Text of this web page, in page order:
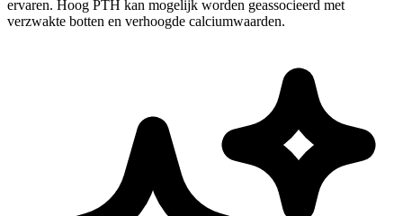
ervaren. Hoog PTH kan mogelijk worden geassocieerd met
verzwakte botten en verhoogde calciumwaarden.